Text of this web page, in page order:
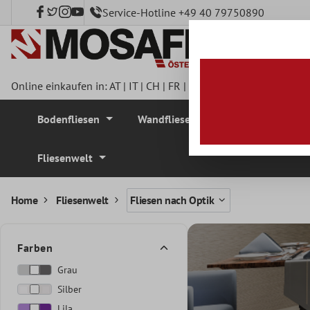
springen Service-Hotline +49 40 79750890
Online einkaufen in:AT| IT| CH | FR |
Bodenfliesen Wandfliesen
Fliesenwelt
Home Fliesenwelt Fliesen nach Optik
Farben
Grau
Silber